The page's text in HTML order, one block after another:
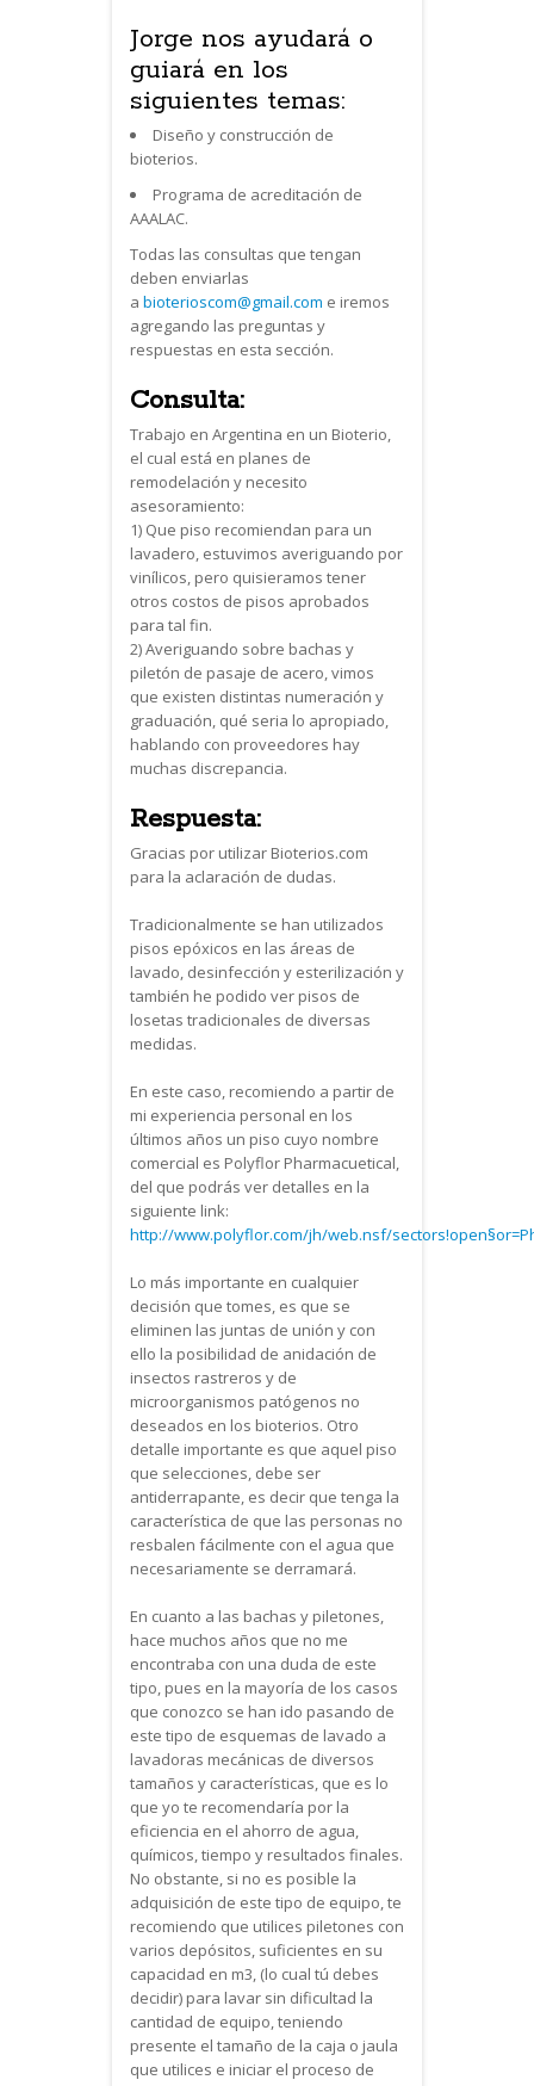
Jorge nos ayudará o
guiará en los
siguientes temas:
Diseño y construcción de
bioterios.
Programa de acreditación de
AAALAC.
Todas las consultas que tengan
deben enviarlas
a bioterioscom@gmail.com e iremos
agregando las preguntas y
respuestas en esta sección.
Consulta:
Trabajo en Argentina en un Bioterio,
el cual está en planes de
remodelación y necesito
asesoramiento:
1) Que piso recomiendan para un
lavadero, estuvimos averiguando por
vinílicos, pero quisieramos tener
otros costos de pisos aprobados
para tal fin.
2) Averiguando sobre bachas y
piletón de pasaje de acero, vimos
que existen distintas numeración y
graduación, qué seria lo apropiado,
hablando con proveedores hay
muchas discrepancia.
Respuesta:
Gracias por utilizar Bioterios.com
para la aclaración de dudas.
Tradicionalmente se han utilizados
pisos epóxicos en las áreas de
lavado, desinfección y esterilización y
también he podido ver pisos de
losetas tradicionales de diversas
medidas.
En este caso, recomiendo a partir de
mi experiencia personal en los
últimos años un piso cuyo nombre
comercial es Polyflor Pharmacuetical,
del que podrás ver detalles en la
siguiente link:
http://www.polyflor.com/jh/web.nsf/
Lo más importante en cualquier
decisión que tomes, es que se
eliminen las juntas de unión y con
ello la posibilidad de anidación de
insectos rastreros y de
microorganismos patógenos no
deseados en los bioterios. Otro
detalle importante es que aquel piso
que selecciones, debe ser
antiderrapante, es decir que tenga la
característica de que las personas no
resbalen fácilmente con el agua que
necesariamente se derramará.
En cuanto a las bachas y piletones,
hace muchos años que no me
encontraba con una duda de este
tipo, pues en la mayoría de los casos
que conozco se han ido pasando de
este tipo de esquemas de lavado a
lavadoras mecánicas de diversos
tamaños y características, que es lo
que yo te recomendaría por la
eficiencia en el ahorro de agua,
químicos, tiempo y resultados finales.
No obstante, si no es posible la
adquisición de este tipo de equipo, te
recomiendo que utilices piletones con
varios depósitos, suficientes en su
capacidad en m3, (lo cual tú debes
decidir) para lavar sin dificultad la
cantidad de equipo, teniendo
presente el tamaño de la caja o jaula
que utilices e iniciar el proceso de